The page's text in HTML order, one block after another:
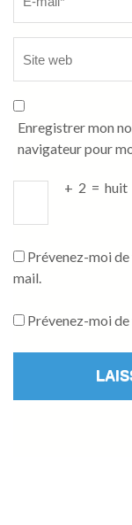
Enregistrer mon
navigateur pour
+ 2 = huit
Prévenez-moi
mail.
Prévenez-moi